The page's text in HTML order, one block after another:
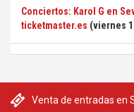
Venta de entradas en
Conciertos: Karol G en
ticketmaster.es (viernes